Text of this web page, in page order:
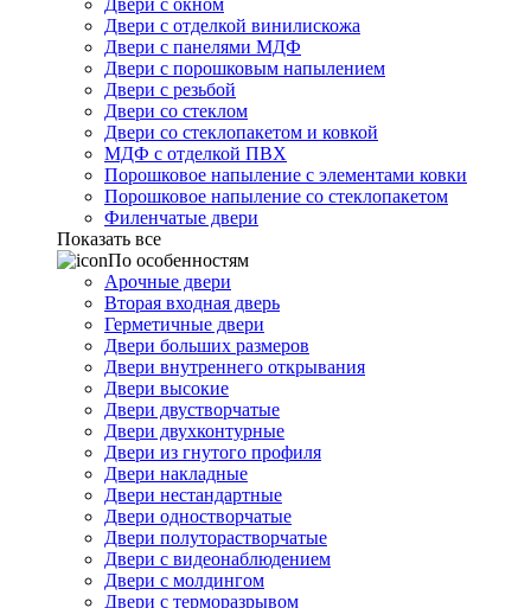
Двери с окном
Двери с отделкой винилискожа
Двери с панелями МДФ
Двери с порошковым напылением
Двери с резьбой
Двери со стеклом
Двери со стеклопакетом и ковкой
МДФ с отделкой ПВХ
Порошковое напыление с элементами ковки
Порошковое напыление со стеклопакетом
Филенчатые двери
Показать все
По особенностям
Арочные двери
Вторая входная дверь
Герметичные двери
Двери больших размеров
Двери внутреннего открывания
Двери высокие
Двери двустворчатые
Двери двухконтурные
Двери из гнутого профиля
Двери накладные
Двери нестандартные
Двери одностворчатые
Двери полуторастворчатые
Двери с видеонаблюдением
Двери с молдингом
Двери с терморазрывом